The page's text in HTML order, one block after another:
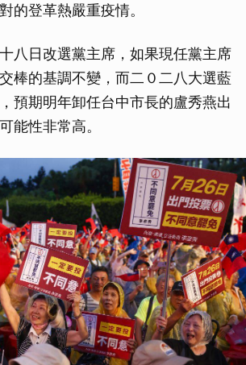
的登革熱嚴重疫情。
八日改選黨主席，如果現任黨主席
棒的基調不變，而二０二八大選藍
預期明年卸任台中市長的盧秀燕出
能性非常高。